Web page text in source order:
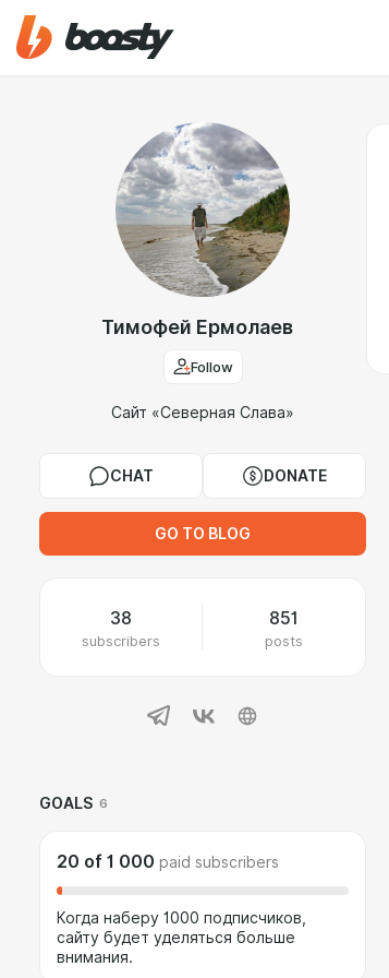
Тимофей Ермолаев
Follow
Сайт «Северная Слава»
CHAT DONATE
GO TO BLOG
38
subscribers
851
posts
GOALS 6
20 of 1 000 paid subscribers
Когда наберу 1000 подписчиков,
сайту будет уделяться больше
внимания.